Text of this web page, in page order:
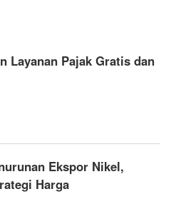
Layanan Pajak Gratis dan
Ekspor Nikel,
Harga